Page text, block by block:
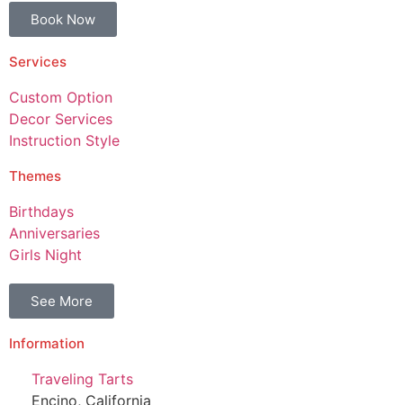
Book Now
Services
Custom Option
Decor Services
Instruction Style
Themes
Birthdays
Anniversaries
Girls Night
See More
Information
Traveling Tarts
Encino, California